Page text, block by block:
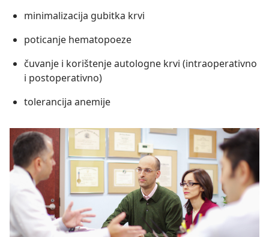
minimalizacija gubitka krvi
poticanje hematopoeze
čuvanje i korištenje autologne krvi (intraoperativno
i postoperativno)
tolerancija anemije